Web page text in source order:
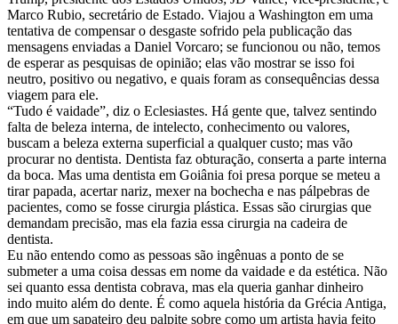
Marco Rubio, secretário de Estado. Viajou a Washington em uma
tentativa de compensar o desgaste sofrido pela publicação das
mensagens enviadas a Daniel Vorcaro; se funcionou ou não, temos
de esperar as pesquisas de opinião; elas vão mostrar se isso foi
neutro, positivo ou negativo, e quais foram as consequências dessa
viagem para ele.
“Tudo é vaidade”, diz o Eclesiastes. Há gente que, talvez sentindo
falta de beleza interna, de intelecto, conhecimento ou valores,
buscam a beleza externa superficial a qualquer custo; mas vão
procurar no dentista. Dentista faz obturação, conserta a parte interna
da boca. Mas uma dentista em Goiânia foi presa porque se meteu a
tirar papada, acertar nariz, mexer na bochecha e nas pálpebras de
pacientes, como se fosse cirurgia plástica. Essas são cirurgias que
demandam precisão, mas ela fazia essa cirurgia na cadeira de
dentista.
Eu não entendo como as pessoas são ingênuas a ponto de se
submeter a uma coisa dessas em nome da vaidade e da estética. Não
sei quanto essa dentista cobrava, mas ela queria ganhar dinheiro
indo muito além do dente. É como aquela história da Grécia Antiga,
em que um sapateiro deu palpite sobre como um artista havia feito